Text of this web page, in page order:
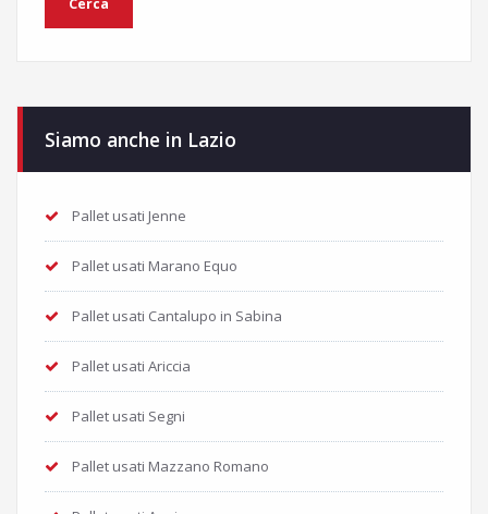
Siamo anche in Lazio
Pallet usati Jenne
Pallet usati Marano Equo
Pallet usati Cantalupo in Sabina
Pallet usati Ariccia
Pallet usati Segni
Pallet usati Mazzano Romano